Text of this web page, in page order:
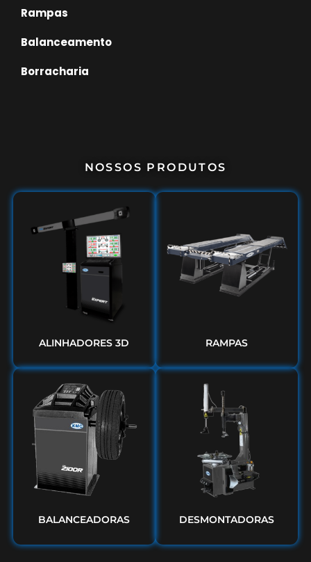
Rampas
Balanceamento
Borracharia
NOSSOS PRODUTOS
ALINHADORES 3D RAMPAS
BALANCEADORAS DESMONTADORAS